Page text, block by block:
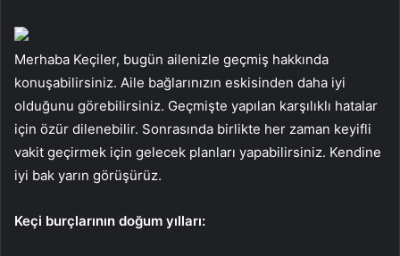
Merhaba Keçiler, bugün ailenizle geçmiş hakkında
konuşabilirsiniz. Aile bağlarınızın eskisinden daha iyi
olduğunu görebilirsiniz. Geçmişte yapılan karşılıklı hatalar
için özür dilenebilir. Sonrasında birlikte her zaman keyifli
vakit geçirmek için gelecek planları yapabilirsiniz. Kendine
iyi bak yarın görüşürüz.
Keçi burçlarının doğum yılları: